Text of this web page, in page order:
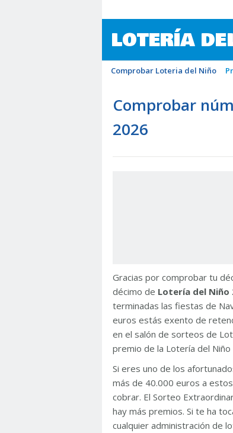
LOTERÍA
Comprobar Loteria del Niño
Comprobar
2026
Gracias por comprobar tu
décimo de Lotería del Niño
terminadas las fiestas de
euros estás exento de
en el salón de sorteos de
premio de la Lotería del
Si eres uno de los
más de 40.000 euros a
cobrar. El Sorteo
hay más premios. Si te ha
cualquier administración de